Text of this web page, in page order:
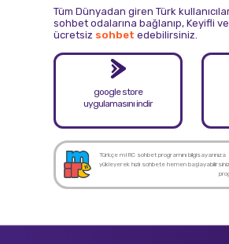
Tüm Dünyadan giren Türk
sohbet odalarına bağlanıp, Keyifli
ücretsiz sohbet edebilirsiniz.
google store
uygulamasını indir
Türkçe mIRC sohbet programını bilgisayarınıza
yükleyerek hızlı sohbete hemen